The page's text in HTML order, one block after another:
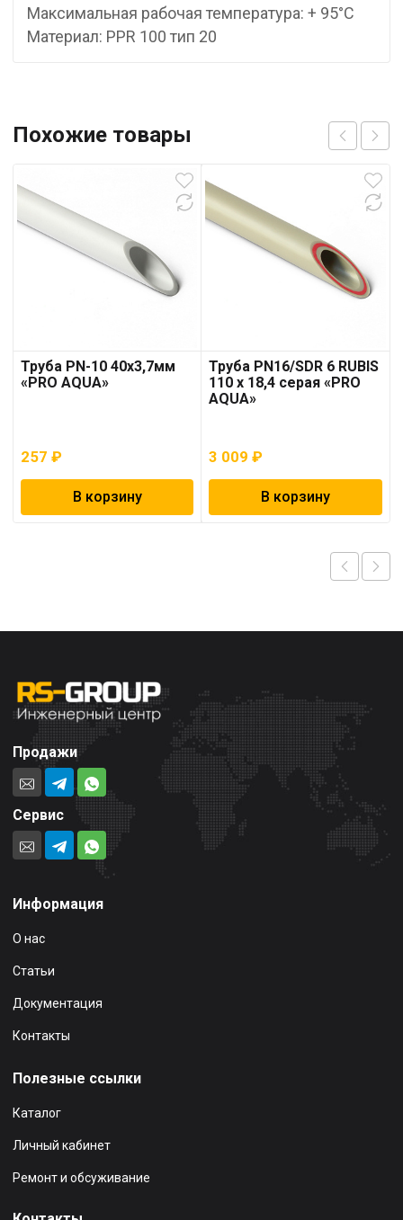
Максимальная рабочая температура: + 95°С
Материал: PPR 100 тип 20
Похожие товары
Труба PN-10 40х3,7мм
«PRO AQUA»
257 ₽
В корзину
Труба PN16/SDR 6 RUBIS
110 x 18,4 серая «PRO
AQUA»
3 009₽
В корзину
Продажи
Сервис
Информация
О нас
Статьи
Документация
Контакты
Полезные ссылки
Каталог
Личный кабинет
Ремонт и обсуживание